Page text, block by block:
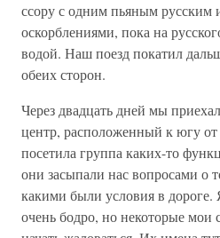
ссору с одним пьяным русским
оскорблениями, пока на
водой. Наш поезд покатил
обеих сторон.
Через двадцать дней мы
центр, расположенный к югу
посетила группа каких-то
они засыпали нас вопросами о
какими были условия в дороге.
очень бодро, но некоторые мои